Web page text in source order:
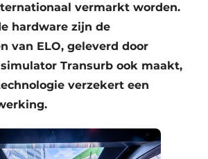
vermarkt worden.
hardware zijn de
van ELO, geleverd door
simulator Transurb ook maakt,
verzekert een